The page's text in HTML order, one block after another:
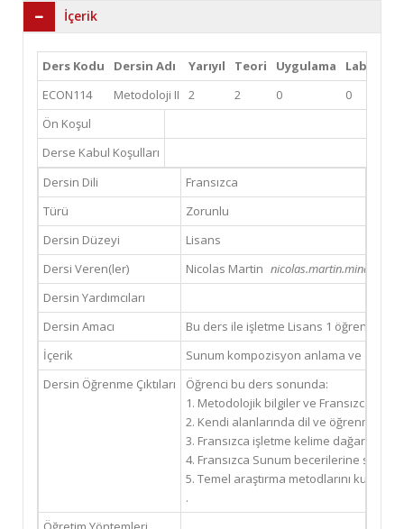
İçerik
Ders Kodu Dersin Adı Yarıyıl Teori Uygulama Lab
ECON114
Metodoloji II 2 2 0 0
Ön Koşul
Derse Kabul Koşulları
Dersin Dili
Fransızca
Türü
Zorunlu
Dersin Düzeyi
Lisans
Dersi Veren(ler)
Nicolas Martin
Dersin Yardımcıları
Dersin Amacı
Bu ders ile işletme Lisans 1 öğrencisi,
İçerik
Sunum kompozisyon anlama ve
Dersin Öğrenme Çıktıları
Öğrenci bu ders sonunda:
1. Metodolojik bilgiler ve Fransızca
2. Kendi alanlarında dil ve öğrenme
3. Fransızca işletme kelime dağarcığı
4. Fransızca Sunum becerilerine sahip
5. Temel araştırma metodlarını
.